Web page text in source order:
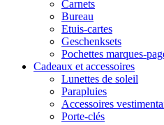
Carnets
Bureau
Etuis-cartes
Geschenksets
Pochettes marques-
Cadeaux et accessoires
Lunettes de soleil
Parapluies
Accessoires
Porte-clés